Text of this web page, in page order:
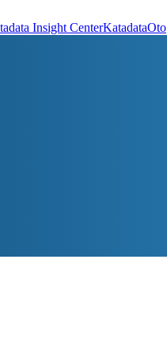
Insight CenterKatadataOto